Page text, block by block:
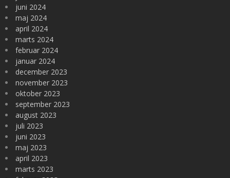
juni 2024
maj 2024
april 2024
marts 2024
februar 2024
januar 2024
december 2023
november 2023
oktober 2023
september 2023
august 2023
juli 2023
juni 2023
maj 2023
april 2023
marts 2023